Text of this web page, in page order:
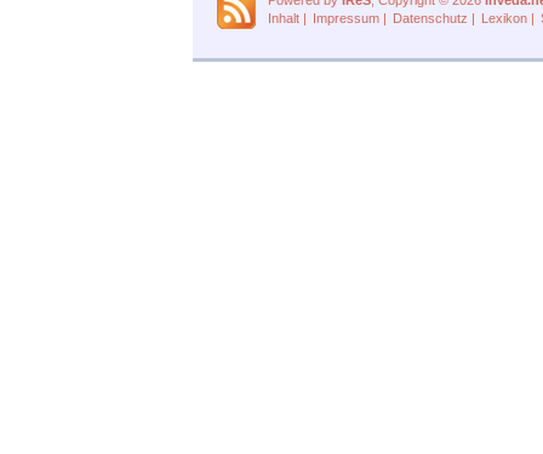
Inhalt | Impressum | Datenschutz | Lexikon |